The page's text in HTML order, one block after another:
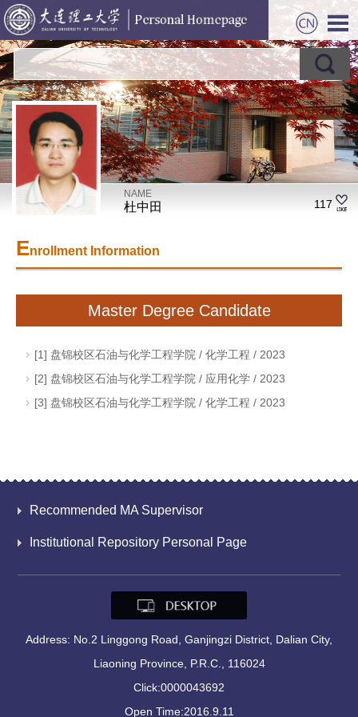
NAME
杜中田 117
Enrollment Information
Master Degree Candidate
[1] 盘锦校区石油与化学工程学院 / 化学工程 / 2023
[2] 盘锦校区石油与化学工程学院 / 应用化学 / 2023
[3] 盘锦校区石油与化学工程学院 / 化学工程 / 2023
Recommended MA Supervisor
Institutional Repository Personal Page
Address: No.2 Linggong Road, Ganjingzi District, Dalian City,
Liaoning Province, P.R.C., 116024
Click:0000043692
Open Time:2016.9.11